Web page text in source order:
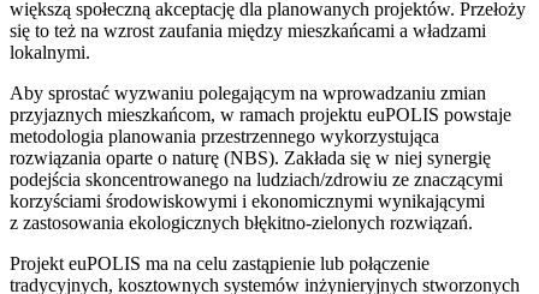
większą społeczną akceptację dla planowanych projektów. Przełoży
się to też na wzrost zaufania między mieszkańcami a władzami
lokalnymi.
Aby sprostać wyzwaniu polegającym na wprowadzaniu zmian
przyjaznych mieszkańcom, w ramach projektu euPOLIS powstaje
metodologia planowania przestrzennego wykorzystująca
rozwiązania oparte o naturę (NBS). Zakłada się w niej synergię
podejścia skoncentrowanego na ludziach/zdrowiu ze znaczącymi
korzyściami środowiskowymi i ekonomicznymi wynikającymi
z zastosowania ekologicznych błękitno-zielonych rozwiązań.
Projekt euPOLIS ma na celu zastąpienie lub połączenie
tradycyjnych, kosztownych systemów inżynieryjnych stworzonych